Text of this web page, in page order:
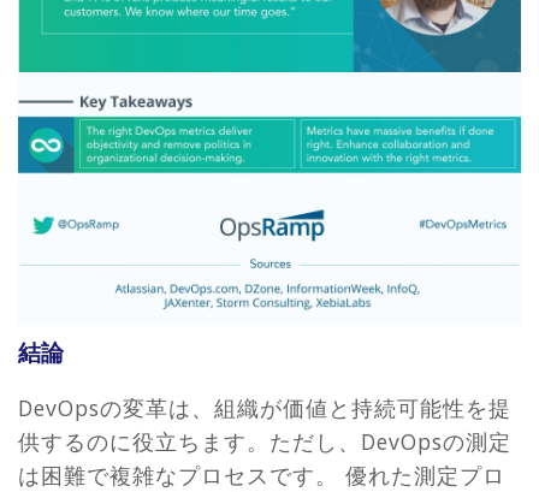
結論
DevOpsの変革は、組織が価値と持続可能性を提
供するのに役立ちます。ただし、DevOpsの測定
は困難で複雑なプロセスです。 優れた測定プロ